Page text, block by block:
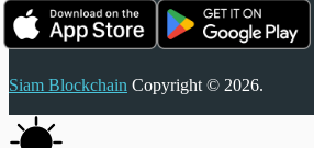
Siam Blockchain Copyright © 2026.